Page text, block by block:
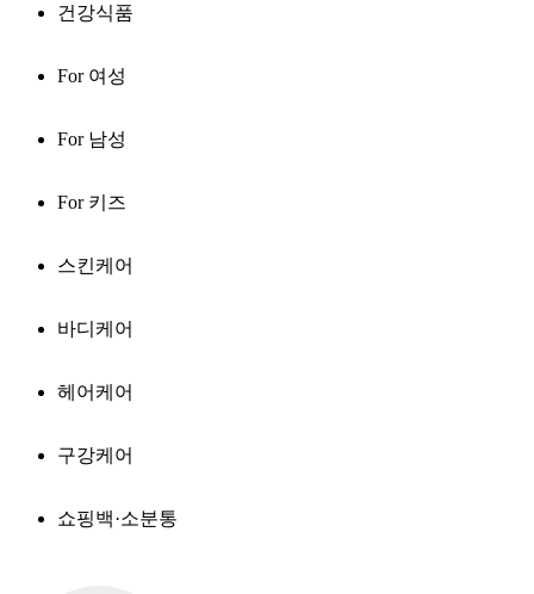
건강식품
For 여성
For 남성
For 키즈
스킨케어
바디케어
헤어케어
구강케어
쇼핑백·소분통